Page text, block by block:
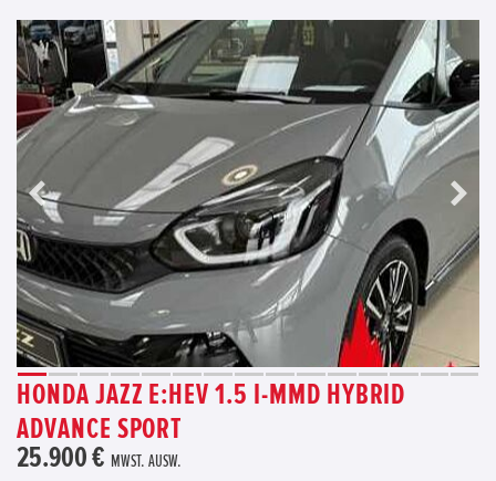
HONDA JAZZ E:HEV 1.5 I-MMD HYBRID
ADVANCE SPORT
25.900 € MWST. AUSW.